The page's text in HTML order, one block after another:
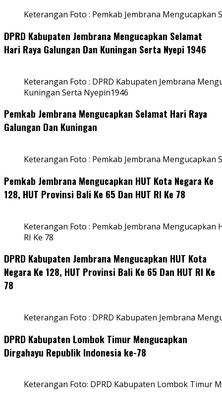
Keterangan Foto : Pemkab Jembrana Mengucapkan
DPRD Kabupaten Jembrana Mengucapkan Selamat
Hari Raya Galungan Dan Kuningan Serta Nyepi 1946
Keterangan Foto : DPRD Kabupaten Jembrana
Kuningan Serta Nyepin1946
Pemkab Jembrana Mengucapkan Selamat Hari Raya
Galungan Dan Kuningan
Keterangan Foto : Pemkab Jembrana Mengucapkan
Pemkab Jembrana Mengucapkan HUT Kota Negara Ke
128, HUT Provinsi Bali Ke 65 Dan HUT RI Ke 78
Keterangan Foto : Pemkab Jembrana Mengucapkan
RI Ke 78
DPRD Kabupaten Jembrana Mengucapkan HUT Kota
Negara Ke 128, HUT Provinsi Bali Ke 65 Dan HUT RI Ke
78
Keterangan Foto : DPRD Kabupaten Jembrana
DPRD Kabupaten Lombok Timur Mengucapkan
Dirgahayu Republik Indonesia ke-78
Keterangan Foto: DPRD Kabupaten Lombok Timur